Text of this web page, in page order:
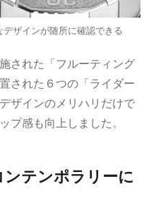
ザインが随所に確認できる
された「フルーティング
された６つの「ライダー
ザインのメリハリだけで
プ感も向上しました。
テンポラリーに